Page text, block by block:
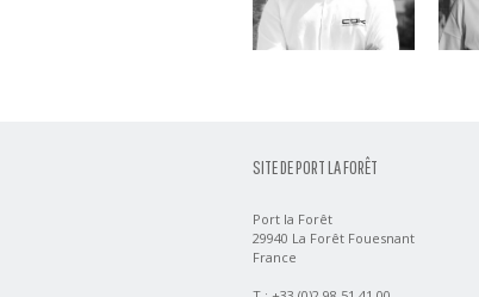
SITE DE PORT LA FORÊT
Port la Forêt
29940 La Forêt Fouesnant
France